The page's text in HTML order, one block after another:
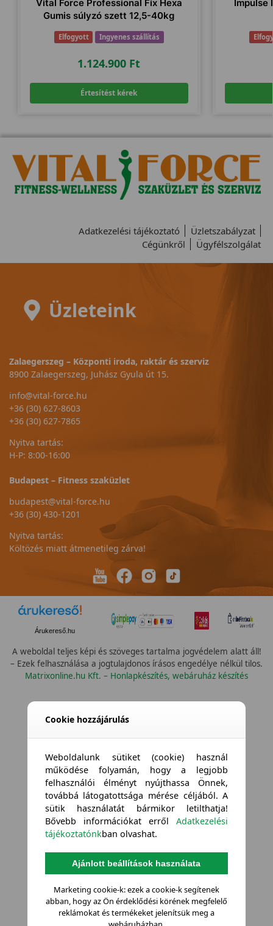
Vital Force Professional Fix Hexa
Gumis súlyzó szett 12,5-40kg
Elfogyott Ingyenes szállítás
1.124.900 Ft
Értesítést kérek
Impulse
Adatkezelési tájékoztató
Üzletszabályzat
Cégünkről
Ügyfélszolgálat
Üzleteink
Zalaegerszeg – Központi iroda, raktár és szerviz
8900 Zalaegerszeg, Juhász Gyula út 15.
info@vital-force.hu
+36 (30) 627-8603
+36 (30) 627-7865
Nyitva tartás:
H-P: 8:00-16:00
Budapest – Fitness szaküzlet
budapest@vital-force.hu
+36 (30) 430-1201
Nyitva tartás:
Költözés miatt átmenetileg zárva!
Árukereső.hu
A weboldal teljes képi és szöveges tartalma jogvédelem alatt áll!
– Ezek felhasználása a jogtulajdonos írásos engedélye nélkül tilos.
Matrixonline.hu Kft. – Honlapkészítés, webáruház készítés
Cookie hozzájárulás
Weboldalunk sütiket (cookie) használ
működése folyamán, hogy a legjobb
felhasználói élményt nyújthassa Önnek,
továbbá látogatottsága mérése céljából. A
sütik használatát bármikor letilthatja!
Bővebb információkat errőlAdatkezelési
tájékoztatónkban olvashat.
Ajánlott beállítások használata
Marketing cookie-k: ezek a cookie-k segítenek
abban, hogy az Ön érdeklődési körének megfelelő
reklámokat és termékeket jelenítsük meg a